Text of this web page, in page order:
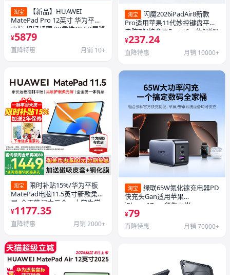
淘宝
【新品】HUAWEI
MatePad Pro 12英寸 华为平板
电脑 超轻超薄 3K柔性OLED屏移
动办公创作学习 官方旗舰店
¥5879
直降特惠 月销 10+
淘宝
限时补贴15%/华为平板
MatePad电脑11.5英寸新款柔光
屏s全面笔记本二合一大学生学
习网课官方办公游戏旗舰店s
¥1177.35
直降特惠 月销 2000+
淘宝
闪魔2026iPadAir8新款
Pro适用苹果11代妙控键盘平板
电脑7保护套壳5mini6一体9磁吸
分离式蓝牙秒触控10.2寸鼠4
¥237.24
直降特惠 月销 10000+
淘宝
绿联65W氮化镓充电器PD
快充头Gan适用苹果
iPhone17pro华为小米
Macbook手机平板笔记本电脑
双typec多口60W插头
¥79
直降特惠 月销 70000+